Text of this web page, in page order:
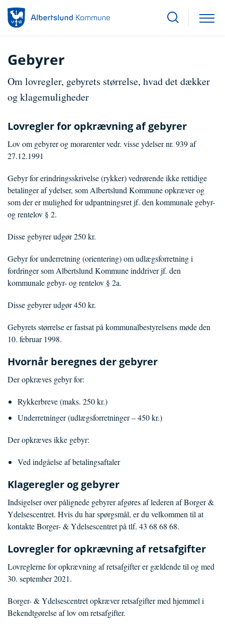
Gebyrer
Om lovregler, gebyrets størrelse, hvad det dækker
og klagemuligheder
Lovregler for opkrævning af gebyrer
Lov om gebyrer og morarenter vedr. visse ydelser nr. 939 af
27.12.1991
Gebyr for erindringsskrivelse (rykker) vedrørende ikke rettidige
betalinger af ydelser, som Albertslund Kommune opkræver og
som der er mulighed for udpantningsret jf. den kommunale gebyr-
og rentelov § 2.
Disse gebyrer udgør 250 kr.
Gebyr for underretning (orientering) om udlægsforretning i
fordringer som Albertslund Kommune inddriver jf. den
kommunale gebyr- og rentelov § 2a.
Disse gebyrer udgør 450 kr.
Gebyrets størrelse er fastsat på kommunalbestyrelsens møde den
10. februar 1998.
Hvornår beregnes der gebyrer
Der opkræves gebyr for:
Rykkerbreve (maks. 250 kr.)
Underretninger (udlægsforretninger – 450 kr.)
Der opkræves ikke gebyr:
Ved indgåelse af betalingsaftaler
Klageregler og gebyrer
Indsigelser over pålignede gebyrer afgøres af lederen af Borger &
Ydelsescentret. Hvis du har spørgsmål, er du velkommen til at
kontakte Borger- & Ydelsescentret på tlf. 43 68 68 68.
Lovregler for opkrævning af retsafgifter
Lovreglerne for opkrævning af retsafgifter er gældende til og med
30. september 2021.
Borger- & Ydelsescentret opkræver retsafgifter med hjemmel i
Bekendtgørelse af lov om retsafgifter.